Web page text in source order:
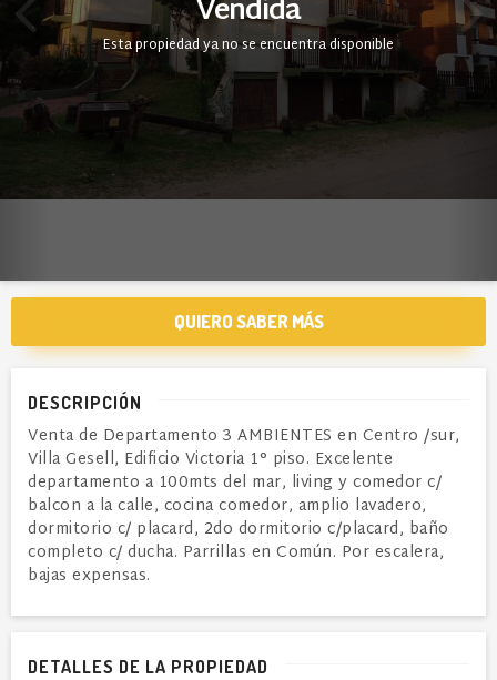
Vendida
QUIERO SABER MÁS
DESCRIPCIÓN
Venta de Departamento 3 AMBIENTES en Centro /sur,
Villa Gesell, Edificio Victoria 1° piso. Excelente
departamento a 100mts del mar, living y comedor c/
balcon a la calle, cocina comedor, amplio lavadero,
dormitorio c/ placard, 2do dormitorio c/placard, baño
completo c/ ducha. Parrillas en Común. Por escalera,
bajas expensas.
DETALLES DE LA PROPIEDAD